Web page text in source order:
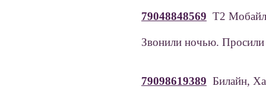
79048848569 Т2
Звонили ночью. Просили
79098619389 Билайн,